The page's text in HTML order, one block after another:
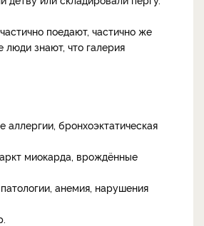
поедают, частично же
люди знают, что галерия
бронхоэктатическая
миокарда, врождённые
анемия, нарушения